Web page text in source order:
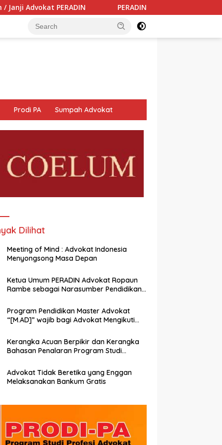
PERADIN Dukung Tribrata Polri Memberantas
Prodi PA Sumpah Advokat
Dilihat
Meeting of Mind : Advokat Indonesia
Menyongsong Masa Depan
Ketua Umum PERADIN Advokat Ropaun
Rambe sebagai Narasumber Pendidikan
Membangun Model Kerjasama dengan
Universitas
Program Pendidikan Master Advokat
“[M.AD]” wajib bagi Advokat Mengikuti
Kemampuan Menjadi Advokat
Profesional
Kerangka Acuan Berpikir dan Kerangka
Bahasan Penalaran Program Studi
Advokat Tidak Beretika yang Enggan
Melaksanakan Bankum Gratis